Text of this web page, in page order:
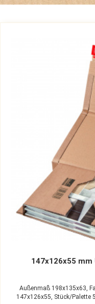
147x126x55
Außenmaß 198x135x63,
147x126x55, Stück/Palette